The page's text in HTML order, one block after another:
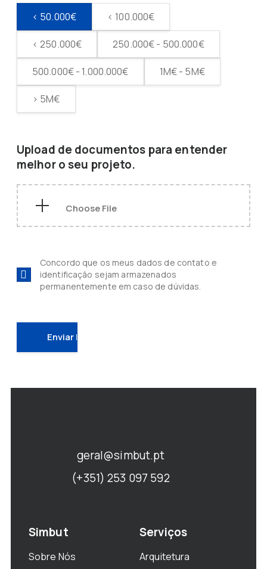
< 50.000€ < 100.000€
< 250.000€ 250.000€ - 500.000€
500.000€ - 1.000.000€ 1M€ - 5M€
> 5M€
Upload de documentos para entender
melhor o seu projeto.
Concordo que os meus dados de contato e
identificação sejam armazenados
permanentemente em caso de dúvidas.
geral@simbut.pt
(+351) 253 097 592
Simbut
Sobre Nós
Serviços
Arquitetura